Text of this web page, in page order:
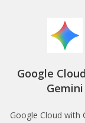
Google
Gemini
Google Cloud with